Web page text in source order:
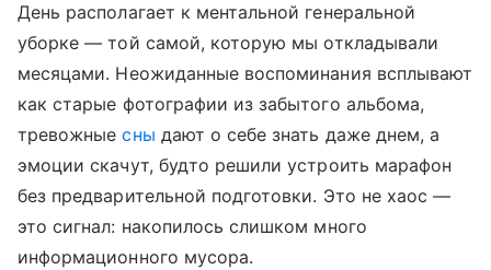
День располагает к ментальной генеральной
уборке — той самой, которую мы откладывали
месяцами. Неожиданные воспоминания всплывают
как старые фотографии из забытого альбома,
тревожныесны дают о себе знать даже днем, а
эмоции скачут, будто решили устроить марафон
без предварительной подготовки. Это не хаос —
это сигнал: накопилось слишком много
информационного мусора.